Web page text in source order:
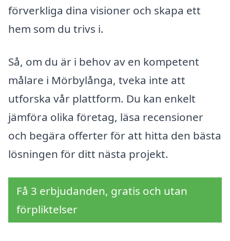
förverkliga dina visioner och skapa ett
hem som du trivs i.
Så, om du är i behov av en kompetent
målare i Mörbylånga, tveka inte att
utforska vår plattform. Du kan enkelt
jämföra olika företag, läsa recensioner
och begära offerter för att hitta den bästa
lösningen för ditt nästa projekt.
Få 3 erbjudanden, gratis och utan
förpliktelser